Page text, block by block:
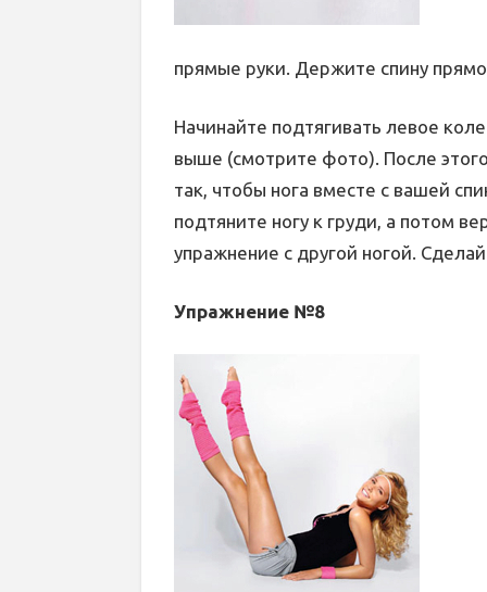
прямые руки. Держите спину
Начинайте подтягивать левое
выше (смотрите фото). После
так, чтобы нога вместе с вашей
подтяните ногу к груди, а потом
упражнение с другой ногой.
Упражнение №8